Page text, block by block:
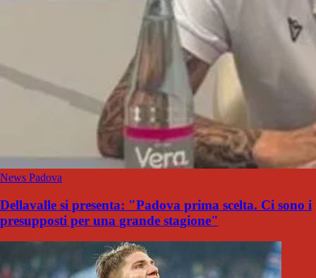
News Padova
Dellavalle si presenta: "Padova prima scelta. Ci sono i
presupposti per una grande stagione"